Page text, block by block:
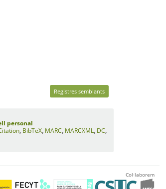
Registres semblants
personal
BibTeX MARC MARCXML DC
Col·laborem